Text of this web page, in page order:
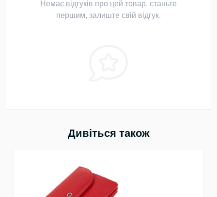
Немає відгуків про цей товар, станьте
першим, залиште свій відгук.
Дивіться також